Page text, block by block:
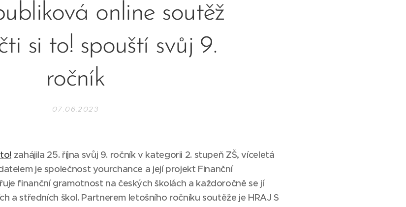
online soutěž
si to! spouští svůj 9.
ročník
07.06.2023
zahájila 25. října svůj 9. ročník v kategorii 2. stupeň ZŠ, víceletá
je společnost yourchance a její projekt Finanční
finanční gramotnost na českých školách a každoročně se jí
a středních škol. Partnerem letošního ročníku soutěže je HRAJ S